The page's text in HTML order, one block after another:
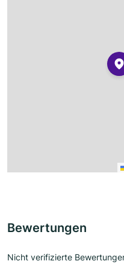
Bewertungen
Nicht verifizierte